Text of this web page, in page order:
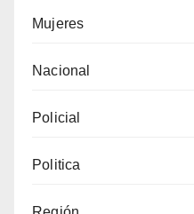
Mujeres
Nacional
Policial
Politica